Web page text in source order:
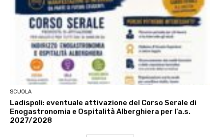
SCUOLA
Ladispoli: eventuale attivazione del Corso Serale di
Enogastronomia e Ospitalità Alberghiera per l’a.s.
2027/2028